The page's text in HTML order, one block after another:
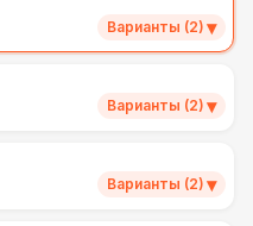
Варианты (2) ▾
Варианты (2) ▾
Варианты (2) ▾